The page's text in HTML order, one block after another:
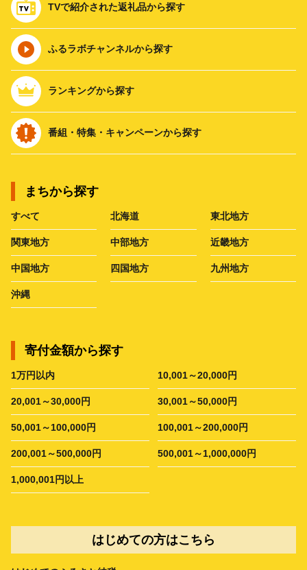
TVで紹介された返礼品から探す
ふるラボチャンネルから探す
ランキングから探す
番組・特集・キャンペーンから探す
まちから探す
すべて 北海道 東北地方
関東地方 中部地方 近畿地方
中国地方 四国地方 九州地方
沖縄
寄付金額から探す
1万円以内 10,001～20,000円
20,001～30,000円 30,001～50,000円
50,001～100,000円 100,001～200,000円
200,001～500,000円 500,001～1,000,000円
1,000,001円以上
はじめての方はこちら